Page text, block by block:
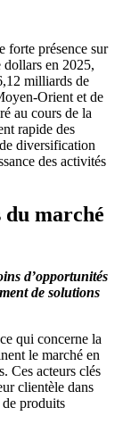
présence sur
en 2025,
milliards de
Orient et de
au cours de la
rapide des
diversification
des activités
du marché
d’opportunités
de solutions
qui concerne la
le marché en
Ces acteurs clés
clientèle dans
de produits